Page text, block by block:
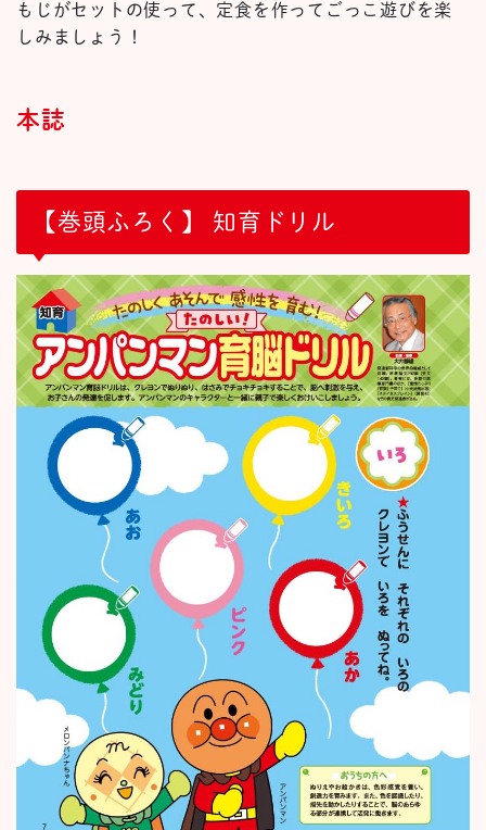
もじがセットの使って、定食を作ってごっこ遊びを楽
しみましょう！
本誌
【巻頭ふろく】 知育ドリル